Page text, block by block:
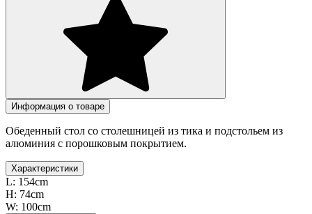
Информация о товаре
Обеденный стол со столешницей из тика и подстольем из
алюминия с порошковым покрытием.
Характеристики
L: 154cm
H: 74cm
W: 100cm